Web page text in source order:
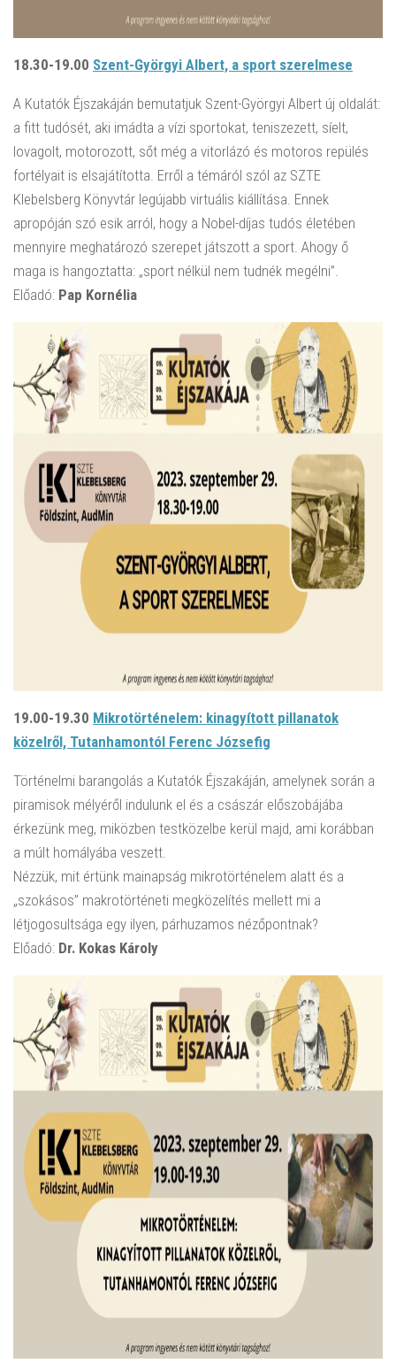
18.30-19.00 Szent-Györgyi Albert, a sport szerelmese
A Kutatók Éjszakáján bemutatjuk Szent-Györgyi Albert új oldalát:
a fitt tudósét, aki imádta a vízi sportokat, teniszezett, síelt,
lovagolt, motorozott, sőt még a vitorlázó és motoros repülés
fortélyait is elsajátította. Erről a témáról szól az SZTE
Klebelsberg Könyvtár legújabb virtuális kiállítása. Ennek
apropóján szó esik arról, hogy a Nobel-díjas tudós életében
mennyire meghatározó szerepet játszott a sport. Ahogy ő
maga is hangoztatta: „sport nélkül nem tudnék megélni”.
Előadó: Pap Kornélia
19.00-19.30 Mikrotörténelem: kinagyított pillanatok
közelről, Tutanhamontól Ferenc Józsefig
Történelmi barangolás a Kutatók Éjszakáján, amelynek során a
piramisok mélyéről indulunk el és a császár előszobájába
érkezünk meg, miközben testközelbe kerül majd, ami korábban
a múlt homályába veszett.
Nézzük, mit értünk mainapság mikrotörténelem alatt és a
„szokásos” makrotörténeti megközelítés mellett mi a
létjogosultsága egy ilyen, párhuzamos nézőpontnak?
Előadó: Dr. Kokas Károly